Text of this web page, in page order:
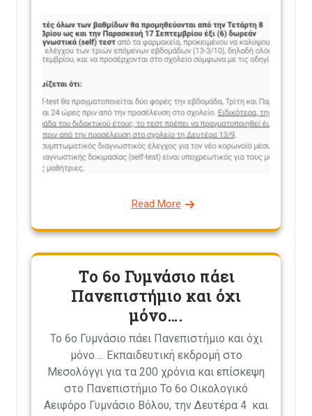
Read More
Το 6ο Γυμνάσιο πάει
Πανεπιστήμιο και όχι
μόνο….
Το 6ο Γυμνάσιο πάει Πανεπιστήμιο και όχι
μόνο…. Εκπαιδευτική εκδρομή στο
Μεσολόγγι για τα 200 χρόνια και επίσκεψη
στο Πανεπιστήμιο Το 6ο Οικολογικό
Αειφόρο Γυμνάσιο Βόλου, την Δευτέρα 4 και